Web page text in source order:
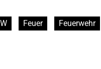
Feuer Feuerwehr